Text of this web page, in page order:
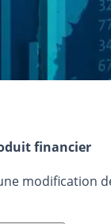
financier
modification